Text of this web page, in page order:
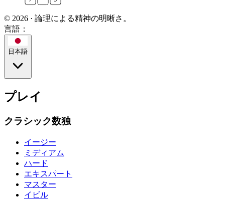
© 2026 · 論理による精神の明晰さ。
言語：
日本語
プレイ
クラシック数独
イージー
ミディアム
ハード
エキスパート
マスター
イビル